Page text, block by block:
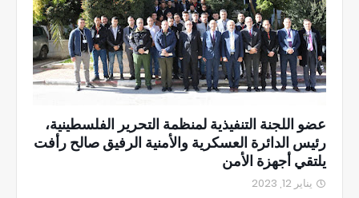
عضو اللجنة التنفيذية لمنظمة التحرير الفلسطينية،
رئيس الدائرة العسكرية والأمنية الرفيق صالح رأفت
يلتقي أجهزة الأمن
يناير 12, 2023